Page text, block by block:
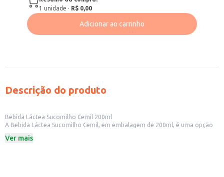
1 unidade · R$ 0,00
Adicionar ao carrinho
Descrição do produto
Bebida Láctea Sucomilho Cemil 200ml
A Bebida Láctea Sucomilho Cemil, em embalagem de 200ml, é uma opção
refrescante. Ideal para consumo individual, ela se encaixa perfeitamente
Ver mais